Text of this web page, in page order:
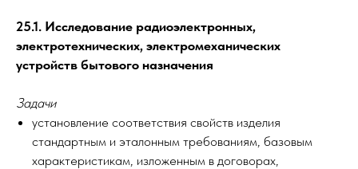
25.1. Исследование радиоэлектронных,
электротехнических, электромеханических
устройств бытового назначения
Задачи
установление соответствия свойств изделия
стандартным и эталонным требованиям, базовым
характеристикам, изложенным в договорах,